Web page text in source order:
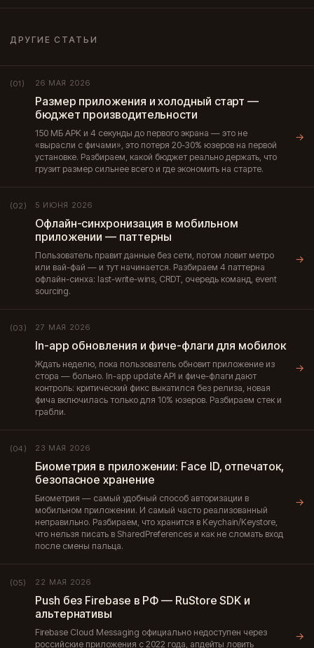
ДРУГИЕ СТАТЬИ
(01) 26 МАЯ 2026
Размер приложения и холодный старт —
бюджет производительности
150 МБ APK и 4 секунды до первого экрана — это не
«вырасли с фичами», это потеря 20-30% юзеров на первой
установке. Разбираем, какой бюджет реально держать, что
грузит размер сильнее всего и где экономить на старте.
→
(02) 5 ИЮНЯ 2026
Офлайн-синхронизация в мобильном
приложении — паттерны
Пользователь правит данные без сети, потом ловит метро
или вай-фай — и тут начинается. Разбираем 4 паттерна
офлайн-синха: last-write-wins, CRDT, очередь команд, event
sourcing.
→
(03) 27 МАЯ 2026
In-app обновления и фиче-флаги для мобилок
Ждать неделю, пока пользователь обновит приложение из
стора — больно. In-app update API и фиче-флаги дают
контроль: критический фикс выкатился без релиза, новая
фича включилась только для 10% юзеров. Разбираем стек и
грабли.
→
(04) 23 МАЯ 2026
Биометрия в приложении: Face ID, отпечаток,
безопасное хранение
Биометрия — самый удобный способ авторизации в
мобильном приложении. И самый часто реализованный
неправильно. Разбираем, что хранится в Keychain/Keystore,
что нельзя писать в SharedPreferences и как не сломать вход
после смены пальца.
→
(05) 22 МАЯ 2026
Push без Firebase в РФ — RuStore SDK и
альтернативы
Firebase Cloud Messaging официально недоступен через
российские приложения с 2022 года, апдейты ловить
→